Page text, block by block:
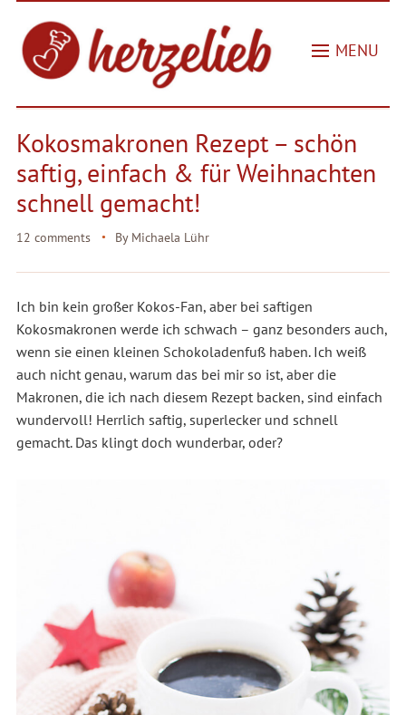
MENU
Kokosmakronen Rezept – schön
saftig, einfach & für Weihnachten
schnell gemacht!
12 comments By Michaela Lühr
Ich bin kein großer Kokos-Fan, aber bei saftigen
Kokosmakronen werde ich schwach – ganz besonders auch,
wenn sie einen kleinen Schokoladenfuß haben. Ich weiß
auch nicht genau, warum das bei mir so ist, aber die
Makronen, die ich nach diesem Rezept backen, sind einfach
wundervoll! Herrlich saftig, superlecker und schnell
gemacht. Das klingt doch wunderbar, oder?